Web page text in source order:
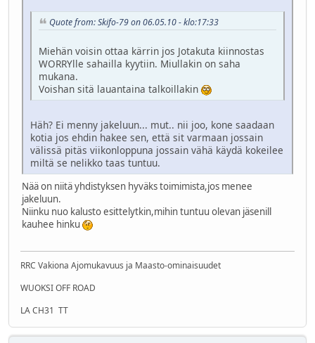
Quote from: Skifo-79 on 06.05.10 - klo:17:33
Miehän voisin ottaa kärrin jos Jotakuta kiinnostas
WORRYlle sahailla kyytiin. Miullakin on saha
mukana.
Voishan sitä lauantaina talkoillakin
Häh? Ei menny jakeluun... mut.. nii joo, kone saadaan
kotia jos ehdin hakee sen, että sit varmaan jossain
välissä pitäs viikonloppuna jossain vähä käydä kokeilee
miltä se nelikko taas tuntuu.
Nää on niitä yhdistyksen hyväks toimimista,jos menee
jakeluun.
Niinku nuo kalusto esittelytkin,mihin tuntuu olevan jäsenill
kauhee hinku
RRC Vakiona Ajomukavuus ja Maasto-ominaisuudet
WUOKSI OFF ROAD
LA CH31 TT